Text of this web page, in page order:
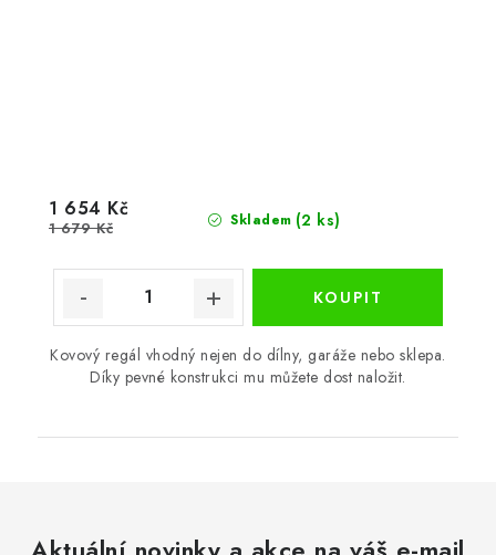
Skladem (2 ks)
1 654 Kč
1 679 Kč
Kovový regál vhodný nejen do dílny, garáže nebo sklepa.
Díky pevné konstrukci mu můžete dost naložit.